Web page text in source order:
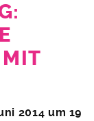
2014 um 19